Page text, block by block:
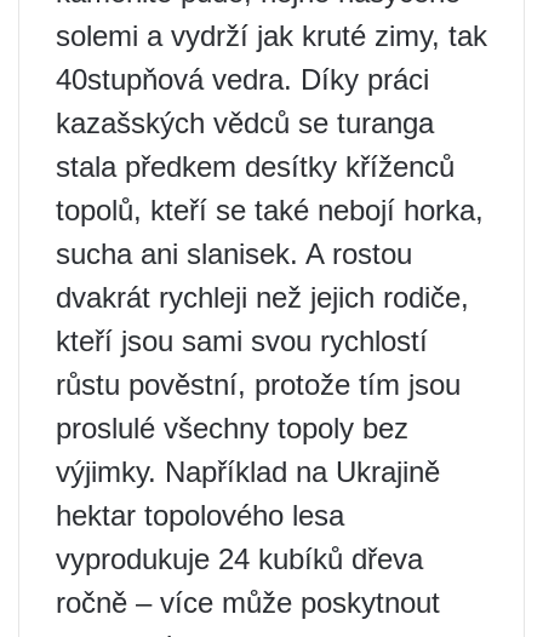
solemi a vydrží jak kruté zimy, tak
40stupňová vedra. Díky práci
kazašských vědců se turanga
stala předkem desítky kříženců
topolů, kteří se také nebojí horka,
sucha ani slanisek. A rostou
dvakrát rychleji než jejich rodiče,
kteří jsou sami svou rychlostí
růstu pověstní, protože tím jsou
proslulé všechny topoly bez
výjimky. Například na Ukrajině
hektar topolového lesa
vyprodukuje 24 kubíků dřeva
ročně – více může poskytnout